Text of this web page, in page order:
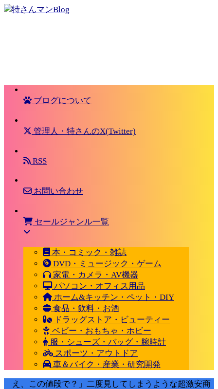
ブログについて
管理人・特さんのX(Twitter)
RSS
お問い合わせ
セールジャンル一覧
本・コミック・雑誌
DVD・ミュージック・ゲーム
家電・カメラ・AV機器
パソコン・オフィス用品
ホーム&キッチン・ペット・DIY
食品・飲料・お酒
ドラッグストア・ビューティー
ベビー・おもちゃ・ホビー
服・シューズ・バッグ・腕時計
スポーツ・アウトドア
車＆バイク・産業・研究開発
「え、この値段で？」二度見してしまうような超激安商